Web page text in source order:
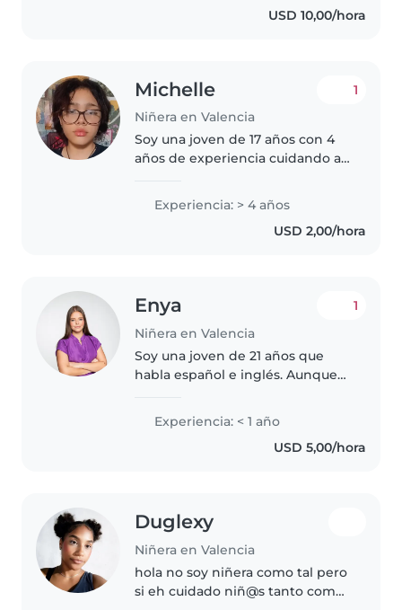
amigable. Me encanta leer a los
USD 10,00/hora
Michelle
Niñera en Valencia
1
Soy una joven de 17 años con 4
años de experiencia cuidando a
edad. Soy responsable, divertida
y paciente, enseño dibujo y
tengo habilidad de enseñar..
Experiencia: > 4 años
USD 2,00/hora
Enya
Niñera en Valencia
1
Soy una joven de 21 años que
habla español e inglés. Aunque
como niñera con familias nuevas,
soy una persona responsable,
amigable y bondadosa que
Experiencia: < 1 año
USD 5,00/hora
Duglexy
Niñera en Valencia
hola no soy niñera como tal pero
si eh cuidado niñ@s tanto como